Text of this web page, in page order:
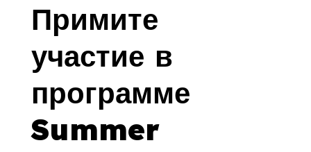
Примите
участие в
программе
Summer